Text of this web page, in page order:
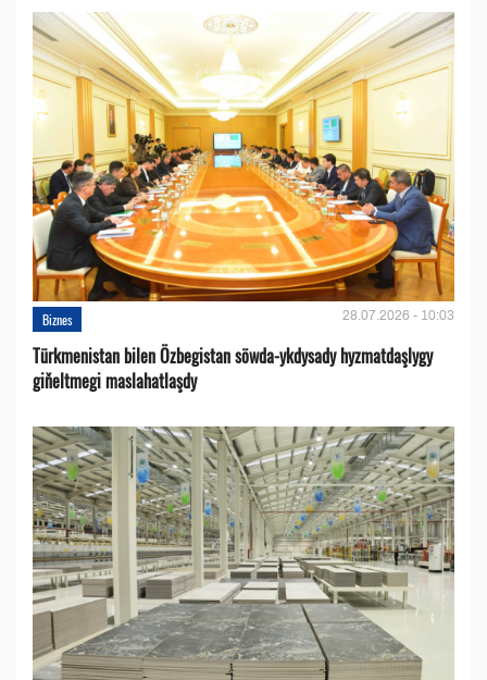
Biznes 28.07.2026 - 10:03
Türkmenistan bilen Özbegistan söwda-ykdysady hyzmatdaşlygy
giňeltmegi maslahatlaşdy